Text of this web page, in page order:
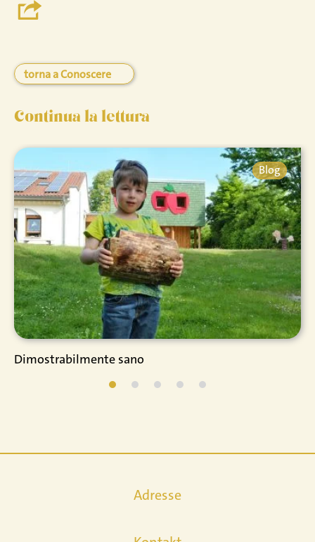
torna a Conoscere
Continua la lettura
Blog
Dimostrabilmente sano
Adresse